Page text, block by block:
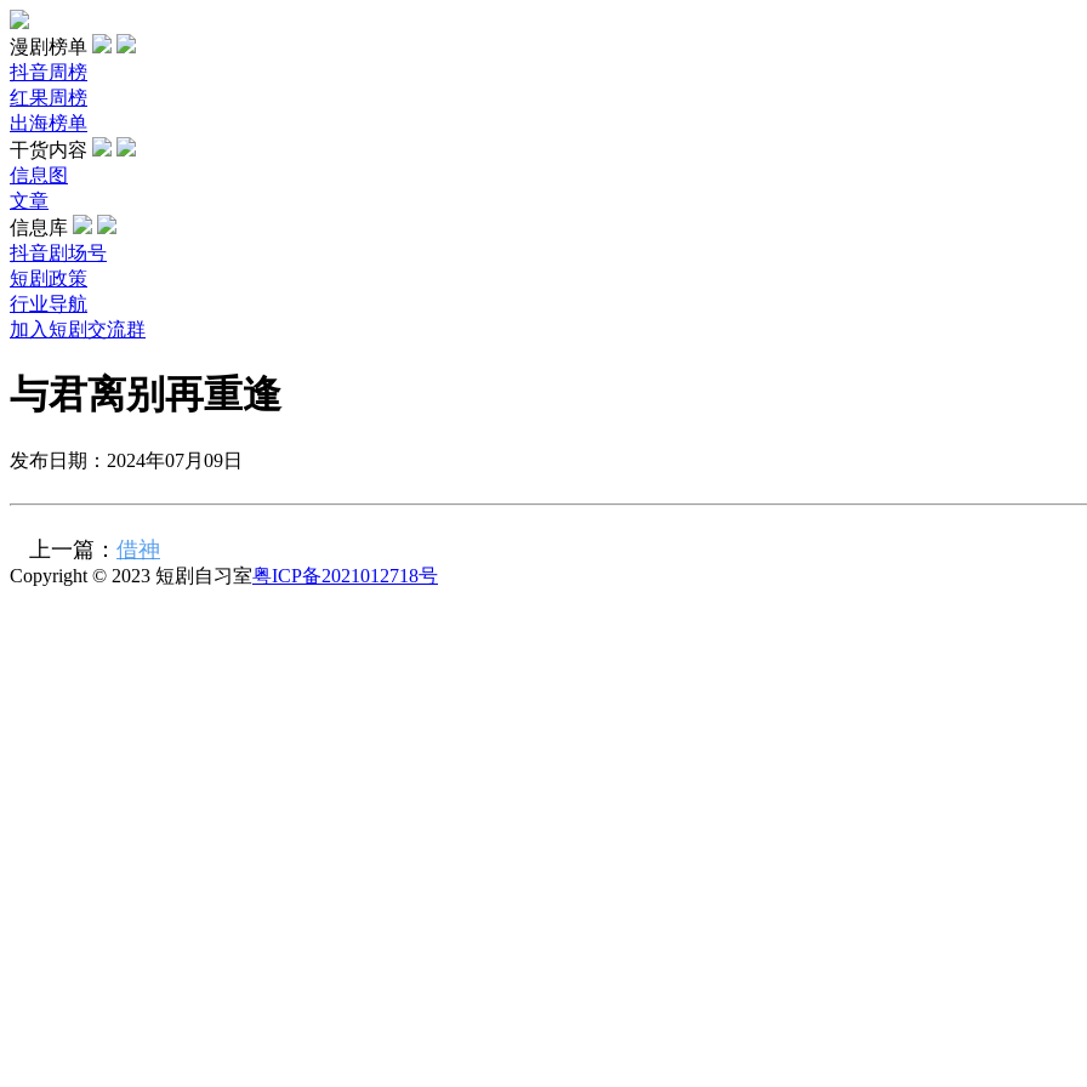
漫剧榜单
抖音周榜
红果周榜
出海榜单
干货内容
信息图
文章
信息库
抖音剧场号
短剧政策
行业导航
加入短剧交流群
与君离别再重逢
发布日期：2024年07月09日
上一篇： 借神
Copyright © 2023 短剧自习室粤ICP备2021012718号